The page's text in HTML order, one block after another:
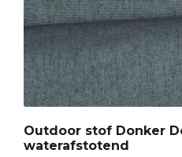
Outdoor stof Donker
waterafstotend